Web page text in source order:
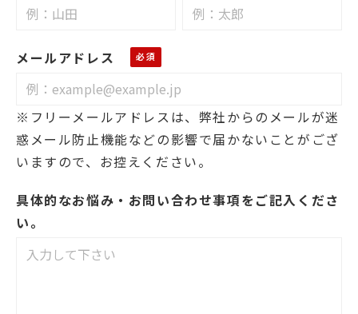
メールアドレス
※フリーメールアドレスは、弊社からのメールが迷
惑メール防止機能などの影響で届かないことがござ
いますので、お控えください。
具体的なお悩み・お問い合わせ事項をご記入くださ
い。